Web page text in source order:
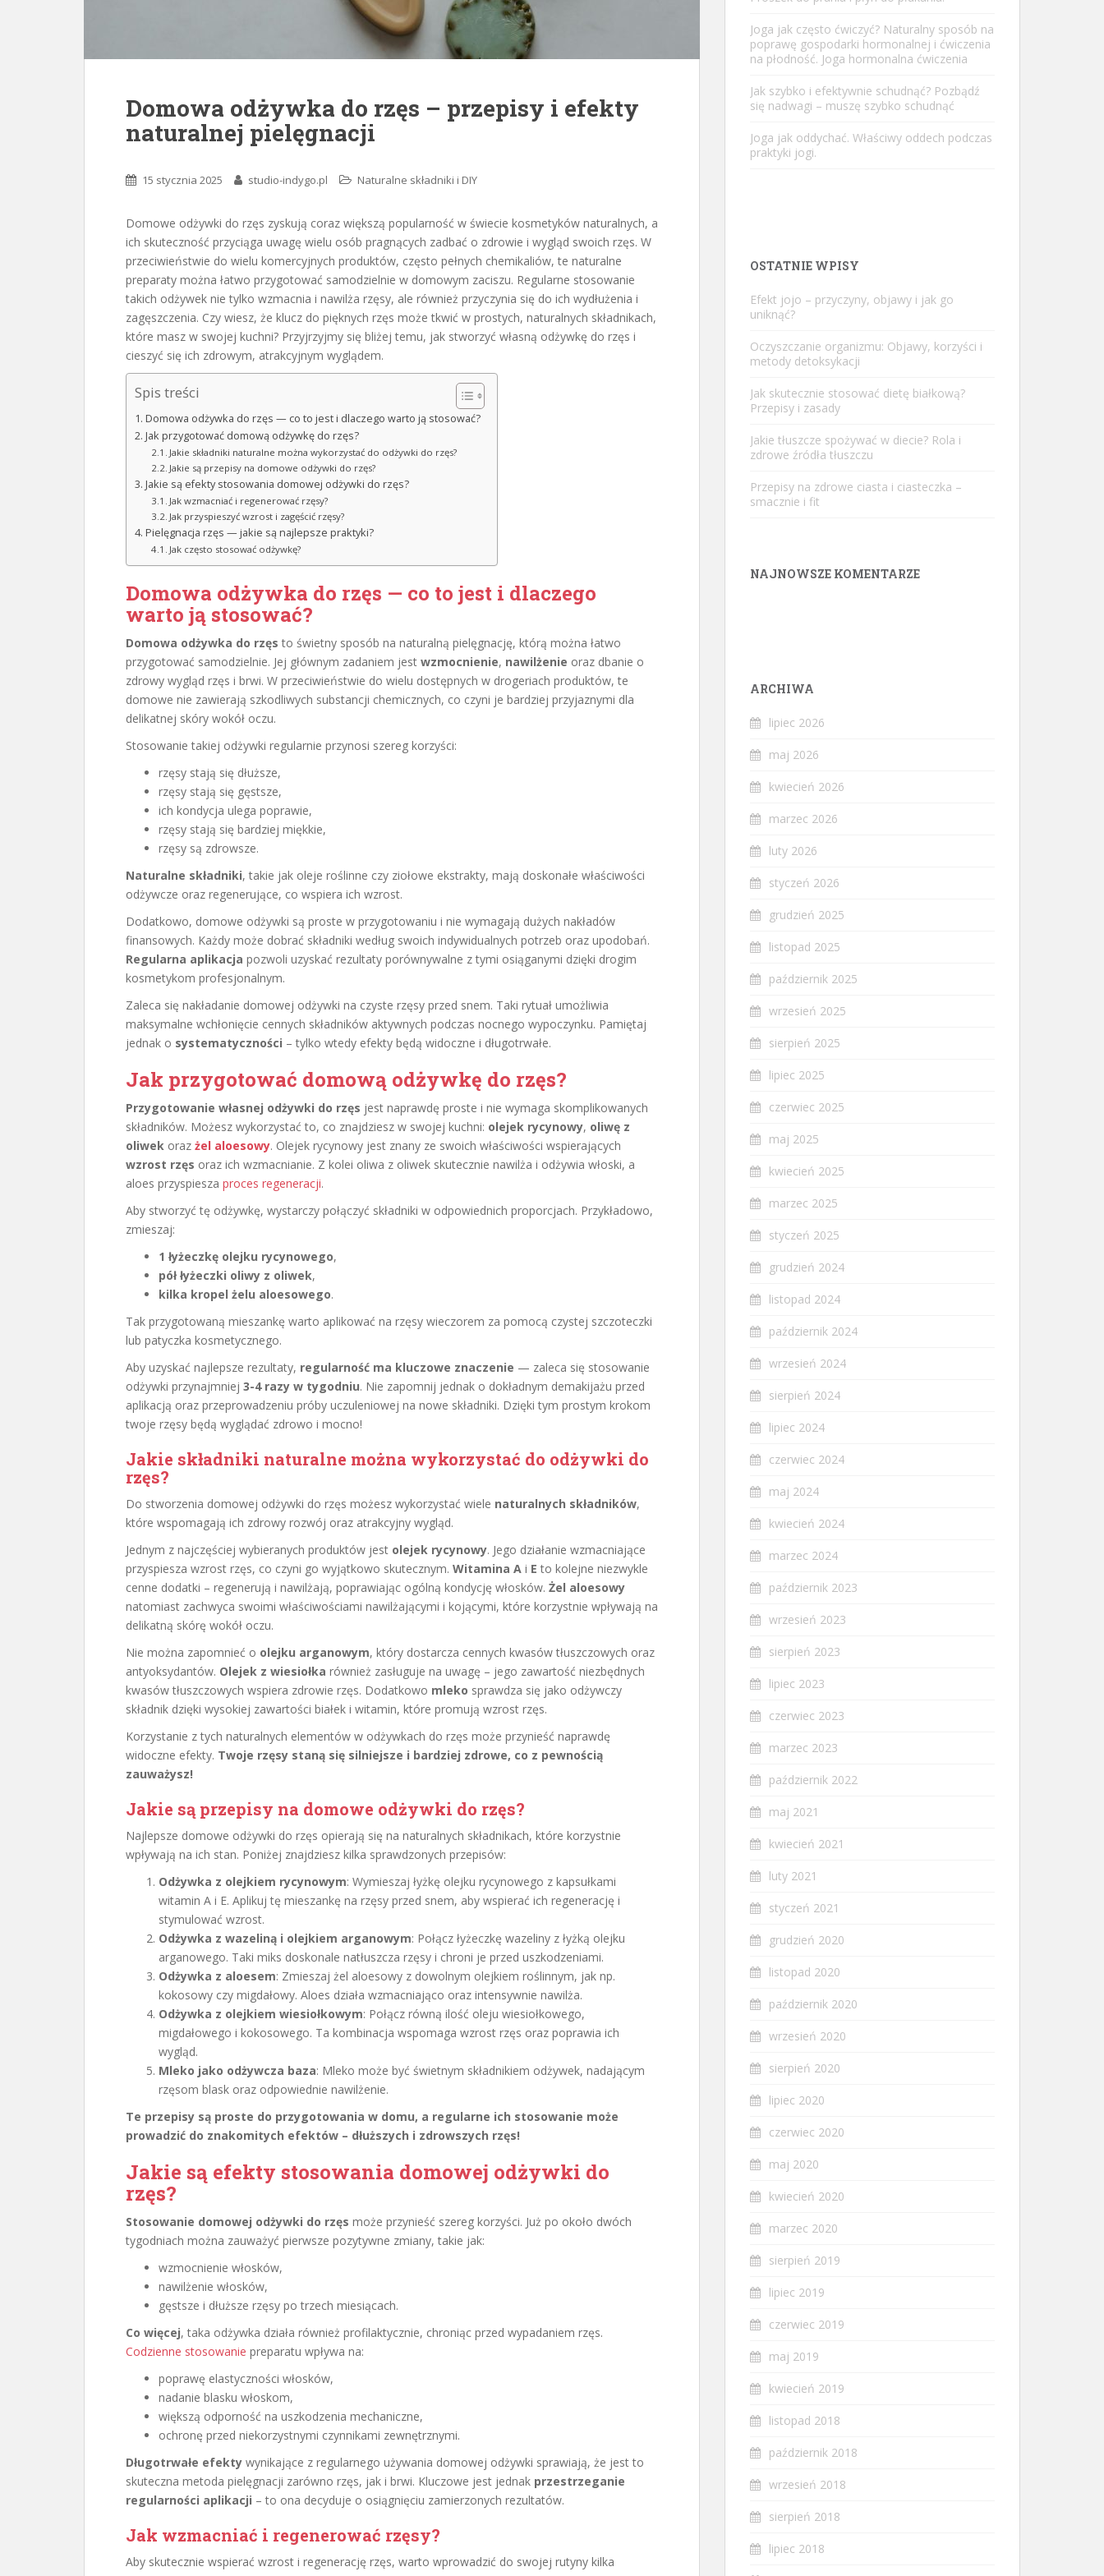
Domowa odżywka do rzęs – przepisy i efekty
naturalnej pielęgnacji
15 stycznia 2025 studio-indygo.pl Naturalne składniki i DIY
Domowe odżywki do rzęs zyskują coraz większą popularność w świecie kosmetyków naturalnych, a
ich skuteczność przyciąga uwagę wielu osób pragnących zadbać o zdrowie i wygląd swoich rzęs. W
przeciwieństwie do wielu komercyjnych produktów, często pełnych chemikaliów, te naturalne
preparaty można łatwo przygotować samodzielnie w domowym zaciszu. Regularne stosowanie
takich odżywek nie tylko wzmacnia i nawilża rzęsy, ale również przyczynia się do ich wydłużenia i
zagęszczenia. Czy wiesz, że klucz do pięknych rzęs może tkwić w prostych, naturalnych składnikach,
które masz w swojej kuchni? Przyjrzyjmy się bliżej temu, jak stworzyć własną odżywkę do rzęs i
cieszyć się ich zdrowym, atrakcyjnym wyglądem.
Spis treści
Domowa odżywka do rzęs — co to jest i dlaczego warto ją stosować?
Jak przygotować domową odżywkę do rzęs?
Jakie składniki naturalne można wykorzystać do odżywki do rzęs?
Jakie są przepisy na domowe odżywki do rzęs?
Jakie są efekty stosowania domowej odżywki do rzęs?
Jak wzmacniać i regenerować rzęsy?
Jak przyspieszyć wzrost i zagęścić rzęsy?
Pielęgnacja rzęs — jakie są najlepsze praktyki?
Jak często stosować odżywkę?
Domowa odżywka do rzęs — co to jest i dlaczego
warto ją stosować?
Domowa odżywka do rzęs to świetny sposób na naturalną pielęgnację, którą można łatwo
przygotować samodzielnie. Jej głównym zadaniem jest wzmocnienie, nawilżenie oraz dbanie o
zdrowy wygląd rzęs i brwi. W przeciwieństwie do wielu dostępnych w drogeriach produktów, te
domowe nie zawierają szkodliwych substancji chemicznych, co czyni je bardziej przyjaznymi dla
delikatnej skóry wokół oczu.
Stosowanie takiej odżywki regularnie przynosi szereg korzyści:
rzęsy stają się dłuższe,
rzęsy stają się gęstsze,
ich kondycja ulega poprawie,
rzęsy stają się bardziej miękkie,
rzęsy są zdrowsze.
Naturalne składniki, takie jak oleje roślinne czy ziołowe ekstrakty, mają doskonałe właściwości
odżywcze oraz regenerujące, co wspiera ich wzrost.
Dodatkowo, domowe odżywki są proste w przygotowaniu i nie wymagają dużych nakładów
finansowych. Każdy może dobrać składniki według swoich indywidualnych potrzeb oraz upodobań.
Regularna aplikacja pozwoli uzyskać rezultaty porównywalne z tymi osiąganymi dzięki drogim
kosmetykom profesjonalnym.
Zaleca się nakładanie domowej odżywki na czyste rzęsy przed snem. Taki rytuał umożliwia
maksymalne wchłonięcie cennych składników aktywnych podczas nocnego wypoczynku. Pamiętaj
jednak o systematyczności – tylko wtedy efekty będą widoczne i długotrwałe.
Jak przygotować domową odżywkę do rzęs?
Przygotowanie własnej odżywki do rzęs jest naprawdę proste i nie wymaga skomplikowanych
składników. Możesz wykorzystać to, co znajdziesz w swojej kuchni: olejek rycynowy, oliwę z
oliwek oraz żel aloesowy. Olejek rycynowy jest znany ze swoich właściwości wspierających
wzrost rzęs oraz ich wzmacnianie. Z kolei oliwa z oliwek skutecznie nawilża i odżywia włoski, a
aloes przyspiesza proces regeneracji.
Aby stworzyć tę odżywkę, wystarczy połączyć składniki w odpowiednich proporcjach. Przykładowo,
zmieszaj:
1 łyżeczkę olejku rycynowego,
pół łyżeczki oliwy z oliwek,
kilka kropel żelu aloesowego.
Tak przygotowaną mieszankę warto aplikować na rzęsy wieczorem za pomocą czystej szczoteczki
lub patyczka kosmetycznego.
Aby uzyskać najlepsze rezultaty, regularność ma kluczowe znaczenie — zaleca się stosowanie
odżywki przynajmniej 3-4 razy w tygodniu. Nie zapomnij jednak o dokładnym demakijażu przed
aplikacją oraz przeprowadzeniu próby uczuleniowej na nowe składniki. Dzięki tym prostym krokom
twoje rzęsy będą wyglądać zdrowo i mocno!
Jakie składniki naturalne można wykorzystać do odżywki do
rzęs?
Do stworzenia domowej odżywki do rzęs możesz wykorzystać wiele naturalnych składników,
które wspomagają ich zdrowy rozwój oraz atrakcyjny wygląd.
Jednym z najczęściej wybieranych produktów jest olejek rycynowy. Jego działanie wzmacniające
przyspiesza wzrost rzęs, co czyni go wyjątkowo skutecznym. Witamina A i E to kolejne niezwykle
cenne dodatki – regenerują i nawilżają, poprawiając ogólną kondycję włosków. Żel aloesowy
natomiast zachwyca swoimi właściwościami nawilżającymi i kojącymi, które korzystnie wpływają na
delikatną skórę wokół oczu.
Nie można zapomnieć o olejku arganowym, który dostarcza cennych kwasów tłuszczowych oraz
antyoksydantów. Olejek z wiesiołka również zasługuje na uwagę – jego zawartość niezbędnych
kwasów tłuszczowych wspiera zdrowie rzęs. Dodatkowo mleko sprawdza się jako odżywczy
składnik dzięki wysokiej zawartości białek i witamin, które promują wzrost rzęs.
Korzystanie z tych naturalnych elementów w odżywkach do rzęs może przynieść naprawdę
widoczne efekty. Twoje rzęsy staną się silniejsze i bardziej zdrowe, co z pewnością
zauważysz!
Jakie są przepisy na domowe odżywki do rzęs?
Najlepsze domowe odżywki do rzęs opierają się na naturalnych składnikach, które korzystnie
wpływają na ich stan. Poniżej znajdziesz kilka sprawdzonych przepisów:
Odżywka z olejkiem rycynowym: Wymieszaj łyżkę olejku rycynowego z kapsułkami
witamin A i E. Aplikuj tę mieszankę na rzęsy przed snem, aby wspierać ich regenerację i
stymulować wzrost.
Odżywka z wazeliną i olejkiem arganowym: Połącz łyżeczkę wazeliny z łyżką olejku
arganowego. Taki miks doskonale natłuszcza rzęsy i chroni je przed uszkodzeniami.
Odżywka z aloesem: Zmieszaj żel aloesowy z dowolnym olejkiem roślinnym, jak np.
kokosowy czy migdałowy. Aloes działa wzmacniająco oraz intensywnie nawilża.
Odżywka z olejkiem wiesiołkowym: Połącz równą ilość oleju wiesiołkowego,
migdałowego i kokosowego. Ta kombinacja wspomaga wzrost rzęs oraz poprawia ich
wygląd.
Mleko jako odżywcza baza: Mleko może być świetnym składnikiem odżywek, nadającym
rzęsom blask oraz odpowiednie nawilżenie.
Te przepisy są proste do przygotowania w domu, a regularne ich stosowanie może
prowadzić do znakomitych efektów – dłuższych i zdrowszych rzęs!
Jakie są efekty stosowania domowej odżywki do
rzęs?
Stosowanie domowej odżywki do rzęs może przynieść szereg korzyści. Już po około dwóch
tygodniach można zauważyć pierwsze pozytywne zmiany, takie jak:
wzmocnienie włosków,
nawilżenie włosków,
gęstsze i dłuższe rzęsy po trzech miesiącach.
Co więcej, taka odżywka działa również profilaktycznie, chroniąc przed wypadaniem rzęs.
Codzienne stosowanie preparatu wpływa na:
poprawę elastyczności włosków,
nadanie blasku włoskom,
większą odporność na uszkodzenia mechaniczne,
ochronę przed niekorzystnymi czynnikami zewnętrznymi.
Długotrwałe efekty wynikające z regularnego używania domowej odżywki sprawiają, że jest to
skuteczna metoda pielęgnacji zarówno rzęs, jak i brwi. Kluczowe jest jednak przestrzeganie
regularności aplikacji – to ona decyduje o osiągnięciu zamierzonych rezultatów.
Jak wzmacniać i regenerować rzęsy?
Aby skutecznie wspierać wzrost i regenerację rzęs, warto wprowadzić do swojej rutyny kilka
Joga jak często ćwiczyć? Naturalny sposób na
poprawę gospodarki hormonalnej i ćwiczenia
na płodność. Joga hormonalna ćwiczenia
Jak szybko i efektywnie schudnąć? Pozbądź
się nadwagi – muszę szybko schudnąć
Joga jak oddychać. Właściwy oddech podczas
praktyki jogi.
OSTATNIE WPISY
Efekt jojo – przyczyny, objawy i jak go
uniknąć?
Oczyszczanie organizmu: Objawy, korzyści i
metody detoksykacji
Jak skutecznie stosować dietę białkową?
Przepisy i zasady
Jakie tłuszcze spożywać w diecie? Rola i
zdrowe źródła tłuszczu
Przepisy na zdrowe ciasta i ciasteczka –
smacznie i fit
NAJNOWSZE KOMENTARZE
ARCHIWA
lipiec 2026
maj 2026
kwiecień 2026
marzec 2026
luty 2026
styczeń 2026
grudzień 2025
listopad 2025
październik 2025
wrzesień 2025
sierpień 2025
lipiec 2025
czerwiec 2025
maj 2025
kwiecień 2025
marzec 2025
styczeń 2025
grudzień 2024
listopad 2024
październik 2024
wrzesień 2024
sierpień 2024
lipiec 2024
czerwiec 2024
maj 2024
kwiecień 2024
marzec 2024
październik 2023
wrzesień 2023
sierpień 2023
lipiec 2023
czerwiec 2023
marzec 2023
październik 2022
maj 2021
kwiecień 2021
luty 2021
styczeń 2021
grudzień 2020
listopad 2020
październik 2020
wrzesień 2020
sierpień 2020
lipiec 2020
czerwiec 2020
maj 2020
kwiecień 2020
marzec 2020
sierpień 2019
lipiec 2019
czerwiec 2019
maj 2019
kwiecień 2019
listopad 2018
październik 2018
wrzesień 2018
sierpień 2018
lipiec 2018